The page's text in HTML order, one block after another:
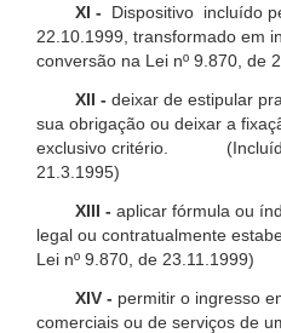
XI -
Dispositivo incluído
22.10.1999, transformado em
conversão na Lei nº 9.870, de
XII - deixar de estipular
sua obrigação ou deixar a
exclusivo critério. (Incluído
21.3.1995)
XIII - aplicar fórmula ou
legal ou contratualmente
Lei nº 9.870, de 23.11.1999)
XIV - permitir o ingresso
comerciais ou de serviços de